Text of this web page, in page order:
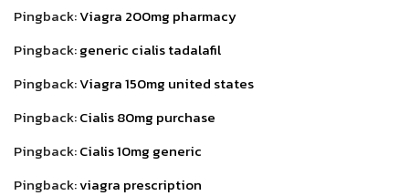
Pingback:Viagra 200mg pharmacy
Pingback:generic cialis tadalafil
Pingback:Viagra 150mg united states
Pingback:Cialis 80mg purchase
Pingback:Cialis 10mg generic
Pingback:viagra prescription